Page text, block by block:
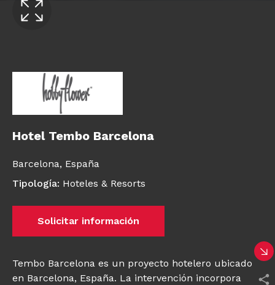
Hotel Tembo Barcelona
Barcelona, España
Tipología: Hoteles & Resorts
Solicitar información
Tembo Barcelona es un proyecto hotelero ubicado
en Barcelona, España. La intervención incorpora